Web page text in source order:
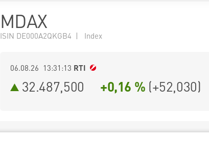
MDAX
ISIN DE000A2QKGB4 | Index
06.08.26 13:31:13 RTI
32.487,500 +0,16 % (+52,030)